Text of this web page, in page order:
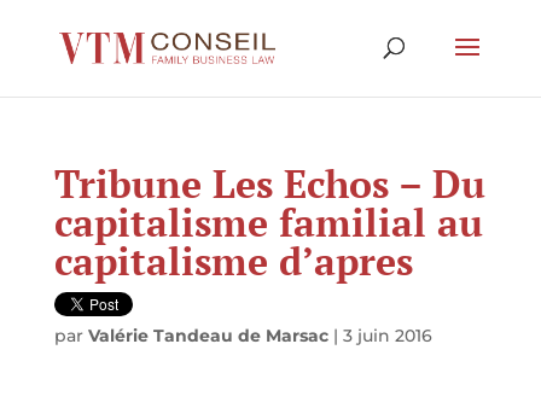
Tribune Les Echos – Du
capitalisme familial au
capitalisme d’apres
par Valérie Tandeau de Marsac| 3 juin 2016